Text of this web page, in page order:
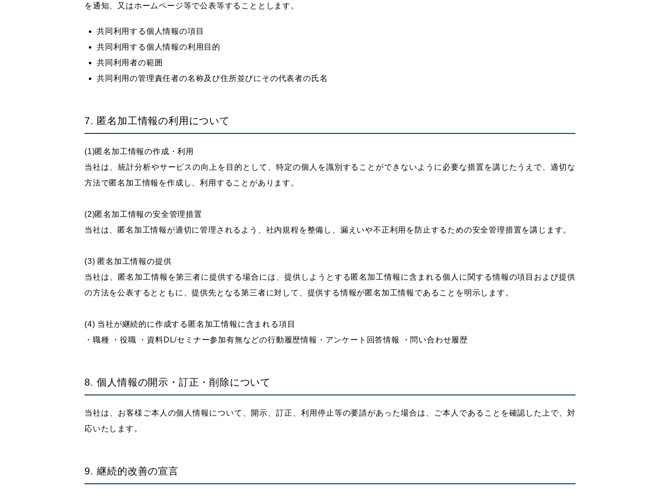
を通知、又はホームページ等で公表等することとします。
共同利用する個人情報の項目
共同利用する個人情報の利用目的
共同利用者の範囲
共同利用の管理責任者の名称及び住所並びにその代表者の氏名
7. 匿名加工情報の利用について
(1)匿名加工情報の作成・利用
当社は、統計分析やサービスの向上を目的として、特定の個人を識別することができないように必要な措置を講じたうえで、適切な
方法で匿名加工情報を作成し、利用することがあります。
(2)匿名加工情報の安全管理措置
当社は、匿名加工情報が適切に管理されるよう、社内規程を整備し、漏えいや不正利用を防止するための安全管理措置を講じます。
(3) 匿名加工情報の提供
当社は、匿名加工情報を第三者に提供する場合には、提供しようとする匿名加工情報に含まれる個人に関する情報の項目および提供
の方法を公表するとともに、提供先となる第三者に対して、提供する情報が匿名加工情報であることを明示します。
(4) 当社が継続的に作成する匿名加工情報に含まれる項目
・職種 ・役職 ・資料DL/セミナー参加有無などの行動履歴情報・アンケート回答情報 ・問い合わせ履歴
8. 個人情報の開示・訂正・削除について
当社は、お客様ご本人の個人情報について、開示、訂正、利用停止等の要請があった場合は、ご本人であることを確認した上で、対
応いたします。
9. 継続的改善の宣言